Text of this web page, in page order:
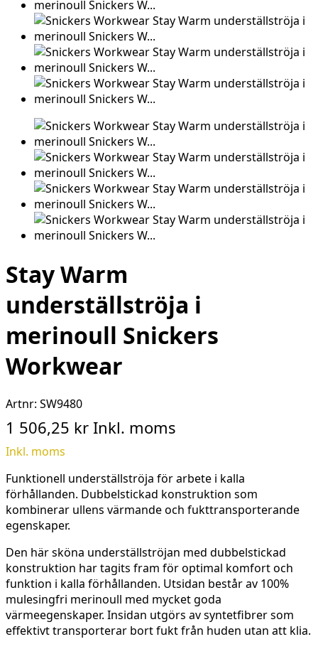
Stay Warm
underställströja i
merinoull Snickers
Workwear
Artnr: SW9480
1 506,25 kr Inkl. moms
Inkl. moms
Funktionell underställströja för arbete i kalla
förhållanden. Dubbelstickad konstruktion som
kombinerar ullens värmande och fukttransporterande
egenskaper.
Den här sköna underställströjan med dubbelstickad
konstruktion har tagits fram för optimal komfort och
funktion i kalla förhållanden. Utsidan består av 100%
mulesingfri merinoull med mycket goda
värmeegenskaper. Insidan utgörs av syntetfibrer som
effektivt transporterar bort fukt från huden utan att klia.